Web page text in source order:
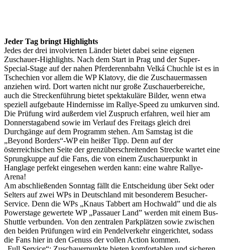
Jeder Tag bringt Highlights
Jedes der drei involvierten Länder bietet dabei seine eigenen
Zuschauer-Highlights. Nach dem Start in Prag und der Super-
Special-Stage auf der nahen Pferderennbahn Velká Chuchle ist es in
Tschechien vor allem die WP Klatovy, die die Zuschauermassen
anziehen wird. Dort warten nicht nur große Zuschauerbereiche,
auch die Streckenführung bietet spektakuläre Bilder, wenn etwa
speziell aufgebaute Hindernisse im Rallye-Speed zu umkurven sind.
Die Prüfung wird außerdem viel Zuspruch erfahren, weil hier am
Donnerstagabend sowie im Verlauf des Freitags gleich drei
Durchgänge auf dem Programm stehen. Am Samstag ist die
„Beyond Borders“-WP ein heißer Tipp. Denn auf der
österreichischen Seite der grenzüberschreitenden Strecke wartet eine
Sprungkuppe auf die Fans, die von einem Zuschauerpunkt in
Hanglage perfekt eingesehen werden kann: eine wahre Rallye-
Arena!
Am abschließenden Sonntag fällt die Entscheidung über Sekt oder
Selters auf zwei WPs in Deutschland mit besonderem Besucher-
Service. Denn die WPs „Knaus Tabbert am Hochwald” und die als
Powerstage gewertete WP „Passauer Land” werden mit einem Bus-
Shuttle verbunden. Von den zentralen Parkplätzen sowie zwischen
den beiden Prüfungen wird ein Pendelverkehr eingerichtet, sodass
die Fans hier in den Genuss der vollen Action kommen.